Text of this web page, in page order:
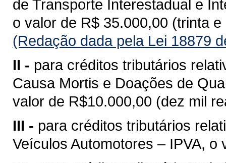
de Transporte Interestadual e
o valor de R$ 35.000,00 (trinta
(Redação dada pela Lei 18879
II - para créditos tributários
Causa Mortis e Doações de
valor de R$10.000,00 (dez mil
III - para créditos tributários
Veículos Automotores – IPVA,